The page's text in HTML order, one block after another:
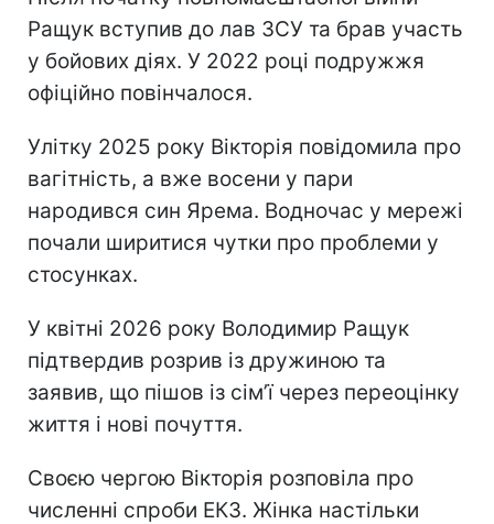
Ращук вступив до лав ЗСУ та брав участь
у бойових діях. У 2022 році подружжя
офіційно повінчалося.
Улітку 2025 року Вікторія повідомила про
вагітність, а вже восени у пари
народився син Ярема. Водночас у мережі
почали ширитися чутки про проблеми у
стосунках.
У квітні 2026 року Володимир Ращук
підтвердив розрив із дружиною та
заявив, що пішов із сім’ї через переоцінку
життя і нові почуття.
Своєю чергою Вікторія розповіла про
численні спроби ЕКЗ. Жінка настільки